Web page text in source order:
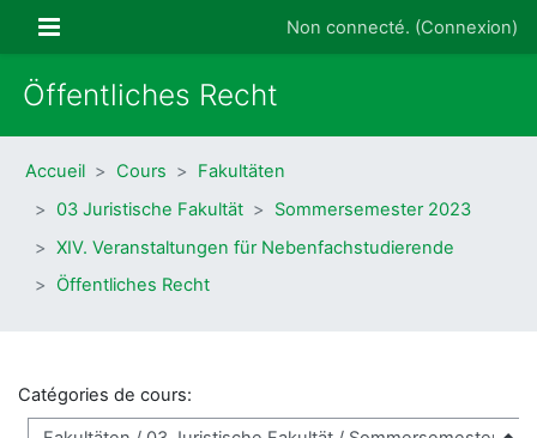
Panneau latéral Non connecté. (Connexion)
Öffentliches Recht
Accueil Cours
Fakultäten
03 Juristische Fakultät
Sommersemester 2023
XIV. Veranstaltungen für Nebenfachstudierende
Öffentliches Recht
Catégories de cours: